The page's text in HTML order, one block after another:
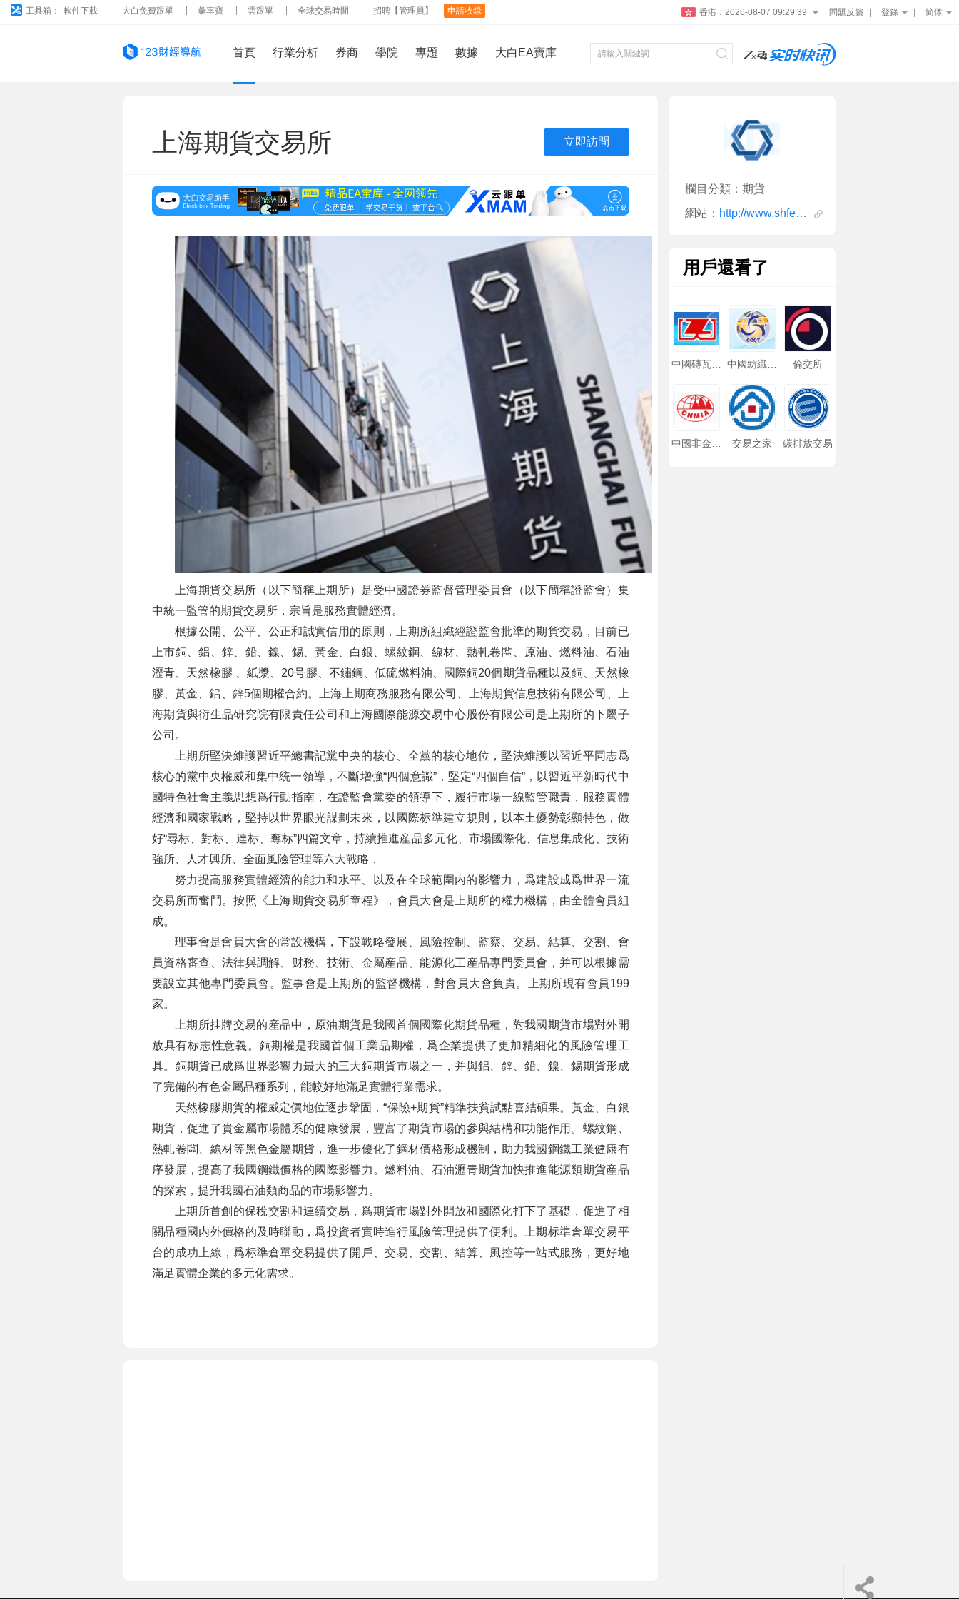
工具箱： 軟件下載 大白免費跟單 彙率寶 雲跟單 全球交易時間 招聘【管理員】 申請收錄 香港： 2026-08-07 09:29:40 問題反饋 登錄 简体
首頁 行業分析 券商 學院 專題 數據 大白EA寶庫
上海期貨交易所 立即訪問
上海期貨交易所（以下簡稱上期所）是受中國證券監督管理委員會（以下簡稱證監會）集
中統一監管的期貨交易所，宗旨是服務實體經濟。
根據公開、公平、公正和誠實信用的原則，上期所組織經證監會批準的期貨交易，目前已
上市銅、鋁、鋅、鉛、鎳、錫、黃金、白銀、螺紋鋼、線材、熱軋卷闆、原油、燃料油、石油
瀝青、天然橡膠 、紙漿、20号膠、不鏽鋼、低硫燃料油、國際銅20個期貨品種以及銅、天然橡
膠、黃金、鋁、鋅5個期權合約。上海上期商務服務有限公司、上海期貨信息技術有限公司、上
海期貨與衍生品研究院有限責任公司和上海國際能源交易中心股份有限公司是上期所的下屬子
公司。
上期所堅決維護習近平總書記黨中央的核心、全黨的核心地位，堅決維護以習近平同志爲
核心的黨中央權威和集中統一領導，不斷增強“四個意識”，堅定“四個自信”，以習近平新時代中
國特色社會主義思想爲行動指南，在證監會黨委的領導下，履行市場一線監管職責，服務實體
經濟和國家戰略，堅持以世界眼光謀劃未來，以國際标準建立規則，以本土優勢彰顯特色，做
好“尋标、對标、達标、奪标”四篇文章，持續推進産品多元化、市場國際化、信息集成化、技術
強所、人才興所、全面風險管理等六大戰略，
努力提高服務實體經濟的能力和水平、以及在全球範圍内的影響力，爲建設成爲世界一流
交易所而奮鬥。按照《上海期貨交易所章程》，會員大會是上期所的權力機構，由全體會員組
成。
理事會是會員大會的常設機構，下設戰略發展、風險控制、監察、交易、結算、交割、會
員資格審查、法律與調解、财務、技術、金屬産品、能源化工産品專門委員會，并可以根據需
要設立其他專門委員會。監事會是上期所的監督機構，對會員大會負責。上期所現有會員199
家。
上期所挂牌交易的産品中，原油期貨是我國首個國際化期貨品種，對我國期貨市場對外開
放具有标志性意義。銅期權是我國首個工業品期權，爲企業提供了更加精細化的風險管理工
具。銅期貨已成爲世界影響力最大的三大銅期貨市場之一，并與鋁、鋅、鉛、鎳、錫期貨形成
了完備的有色金屬品種系列，能較好地滿足實體行業需求。
天然橡膠期貨的權威定價地位逐步鞏固，“保險+期貨”精準扶貧試點喜結碩果。黃金、白銀
期貨，促進了貴金屬市場體系的健康發展，豐富了期貨市場的參與結構和功能作用。螺紋鋼、
熱軋卷闆、線材等黑色金屬期貨，進一步優化了鋼材價格形成機制，助力我國鋼鐵工業健康有
序發展，提高了我國鋼鐵價格的國際影響力。燃料油、石油瀝青期貨加快推進能源類期貨産品
的探索，提升我國石油類商品的市場影響力。
上期所首創的保稅交割和連續交易，爲期貨市場對外開放和國際化打下了基礎，促進了相
關品種國内外價格的及時聯動，爲投資者實時進行風險管理提供了便利。上期标準倉單交易平
台的成功上線，爲标準倉單交易提供了開戶、交易、交割、結算、風控等一站式服務，更好地
滿足實體企業的多元化需求。
欄目分類：期貨
網站：
http://www.shfe.com.cn/
用戶還看了
中國磚瓦工
中國紡織品
倫交所
中國非金屬
交易之家 碳排放交易